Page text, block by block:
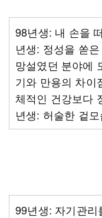
98년생: 내 손을
년생: 정성을 쏟
망설였던 분야에
기와 만용의 차이
체적인 건강보다
년생: 허술한 겉
99년생: 자기관